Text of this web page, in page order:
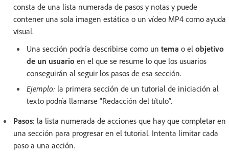
consta de una lista numerada de pasos y notas y puede
contener una sola imagen estática o un vídeo MP4 como ayuda
visual.
Una sección podría describirse como un tema o el objetivo
de un usuario en el que se resume lo que los usuarios
conseguirán al seguir los pasos de esa sección.
Ejemplo: la primera sección de un tutorial de iniciación al
texto podría llamarse “Redacción del título”.
Pasos: la lista numerada de acciones que hay que completar en
una sección para progresar en el tutorial. Intenta limitar cada
paso a una acción.